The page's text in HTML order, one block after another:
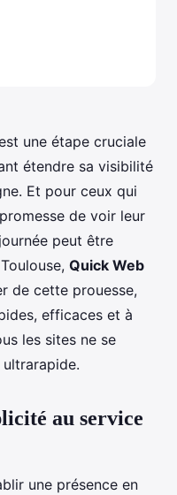
une étape cruciale
étendre sa visibilité
Et pour ceux qui
de voir leur
peut être
Quick Web
de cette prouesse,
efficaces et à
les sites ne se
au service
une présence en